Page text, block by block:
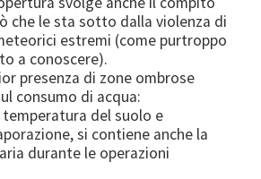
che le sta sotto dalla violenza di
estremi (come purtroppo
a conoscere).
presenza di zone ombrose
consumo di acqua:
del suolo e
si contiene anche la
durante le operazioni